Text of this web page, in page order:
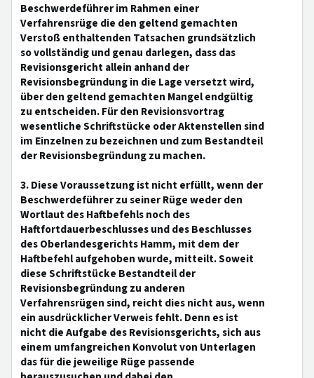
Beschwerdeführer im Rahmen einer
Verfahrensrüge die den geltend gemachten
Verstoß enthaltenden Tatsachen grundsätzlich
so vollständig und genau darlegen, dass das
Revisionsgericht allein anhand der
Revisionsbegründung in die Lage versetzt wird,
über den geltend gemachten Mangel endgültig
zu entscheiden. Für den Revisionsvortrag
wesentliche Schriftstücke oder Aktenstellen sind
im Einzelnen zu bezeichnen und zum Bestandteil
der Revisionsbegründung zu machen.
3. Diese Voraussetzung ist nicht erfüllt, wenn der
Beschwerdeführer zu seiner Rüge weder den
Wortlaut des Haftbefehls noch des
Haftfortdauerbeschlusses und des Beschlusses
des Oberlandesgerichts Hamm, mit dem der
Haftbefehl aufgehoben wurde, mitteilt. Soweit
diese Schriftstücke Bestandteil der
Revisionsbegründung zu anderen
Verfahrensrügen sind, reicht dies nicht aus, wenn
ein ausdrücklicher Verweis fehlt. Denn es ist
nicht die Aufgabe des Revisionsgerichts, sich aus
einem umfangreichen Konvolut von Unterlagen
das für die jeweilige Rüge passende